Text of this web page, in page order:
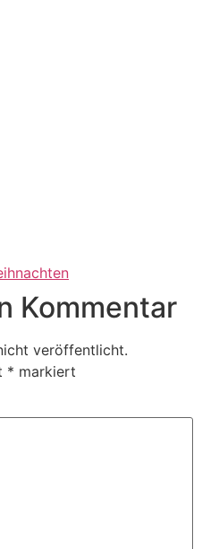
Kommentar
veröffentlicht.
* markiert